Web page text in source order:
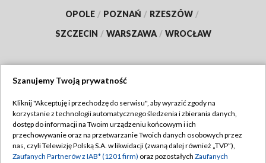
OPOLE / POZNAŃ / RZESZÓW /
SZCZECIN / WARSZAWA / WROCŁAW
TVP
Abonament TVP
Emisja w TVP
Regulamin TVP
Polityka prywatności
Szanujemy Twoją prywatność
Kliknij "Akceptuję i przechodzę do serwisu", aby wyrazić zgody na
korzystanie z technologii automatycznego śledzenia i zbierania danych,
dostęp do informacji na Twoim urządzeniu końcowym i ich
przechowywanie oraz na przetwarzanie Twoich danych osobowych przez
nas, czyli Telewizję Polską S.A. w likwidacji (zwaną dalej również „TVP”),
Zaufanych Partnerów z IAB* (1201 firm) oraz pozostałych Zaufanych